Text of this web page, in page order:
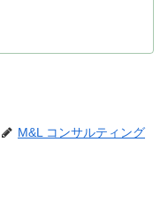
M&L コンサルティング